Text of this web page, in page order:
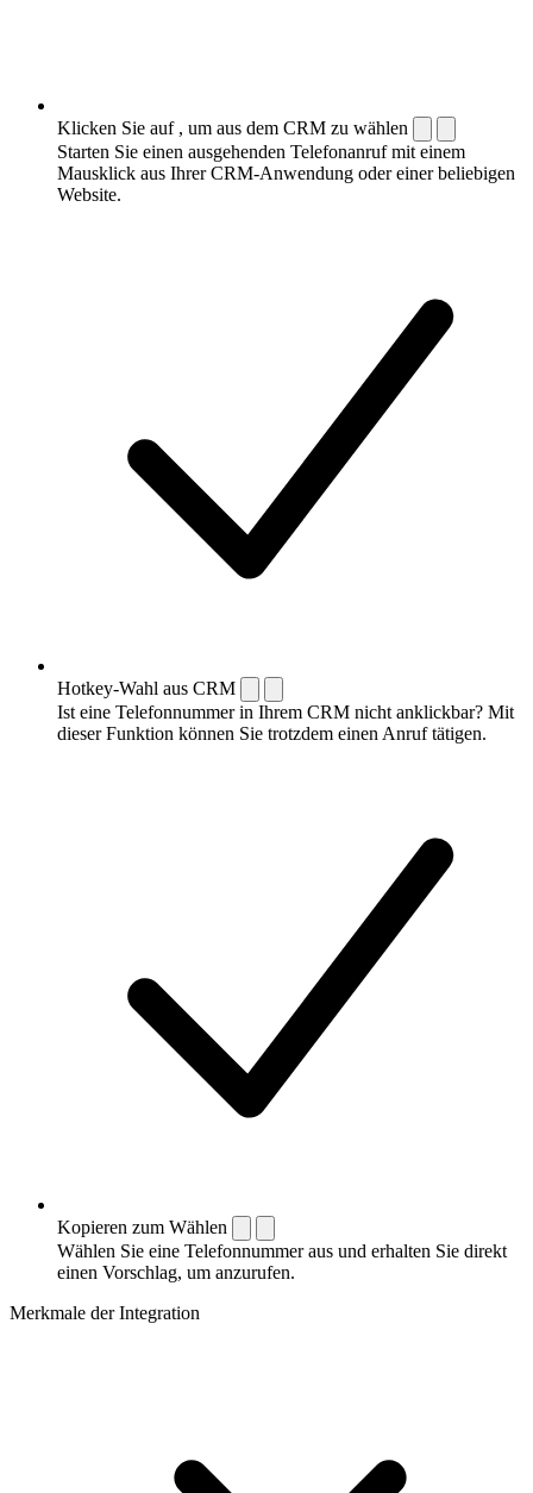
Klicken Sie auf , um aus dem CRM zu wählen
Starten Sie einen ausgehenden Telefonanruf mit einem
Mausklick aus Ihrer CRM-Anwendung oder einer beliebigen
Website.
Hotkey-Wahl aus CRM
Ist eine Telefonnummer in Ihrem CRM nicht anklickbar? Mit
dieser Funktion können Sie trotzdem einen Anruf tätigen.
Kopieren zum Wählen
Wählen Sie eine Telefonnummer aus und erhalten Sie direkt
einen Vorschlag, um anzurufen.
Merkmale der Integration